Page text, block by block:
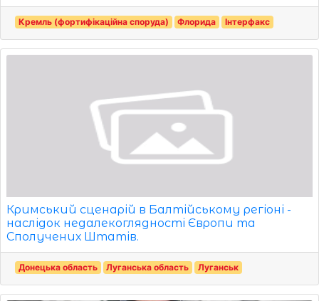
Кремль (фортифікаційна споруда) Флорида Інтерфакс
Кримський сценарій в Балтійському регіоні -
наслідок недалекоглядності Європи та
Сполучених Штатів.
Донецька область Луганська область Луганськ